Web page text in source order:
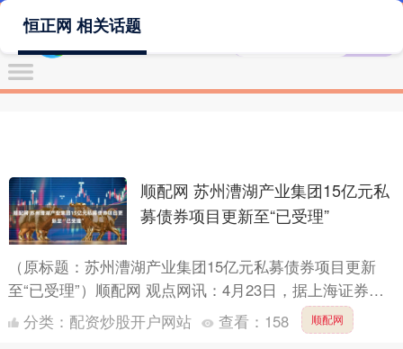
恒正网 相关话题
顺配网 苏州漕湖产业集团15亿元私
募债券项目更新至“已受理”
（原标题：苏州漕湖产业集团15亿元私募债券项目更新
至“已受理”）顺配网 观点网讯：4月23日，据上海证券交
易所信息披露，苏州漕湖产业发展集团有限公司2025年
面....
分类： 配资炒股开户网站 查看： 158 顺配网